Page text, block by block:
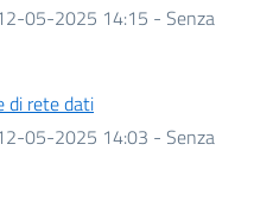
05-2025 14:15 - Senza
di rete dati
05-2025 14:03 - Senza